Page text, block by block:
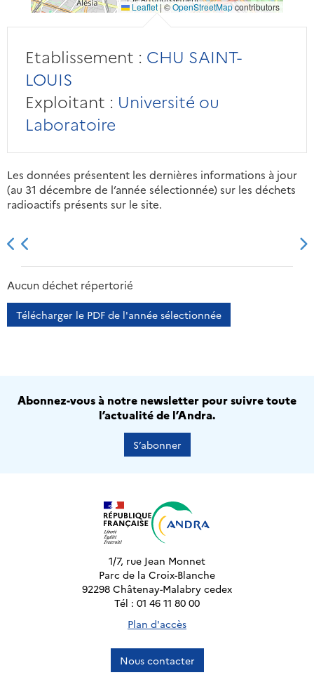
Leaflet | ©OpenStreetMapcontributors
Etablissement : CHU SAINT-
LOUIS
Exploitant : Université ou
Laboratoire
Les données présentent les dernières informations à jour
(au 31 décembre de l’année sélectionnée) sur les déchets
radioactifs présents sur le site.
2013 2014
Aucun déchet répertorié
Télécharger le PDF de l'année sélectionnée
Abonnez-vous à notre newsletter pour suivre toute
l’actualité de l’Andra.
S’abonner
1/7, rue Jean Monnet
Parc de la Croix-Blanche
92298 Châtenay-Malabry cedex
Tél : 01 46 11 80 00
Plan d'accès
Nous contacter